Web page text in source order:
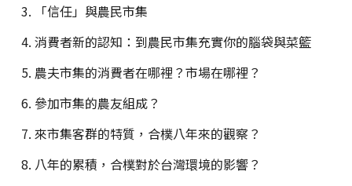
「信任」與農民市集
消費者新的認知：到農民市集充實你的腦袋與菜籃
農夫市集的消費者在哪裡？市場在哪裡？
參加市集的農友組成？
來市集客群的特質，合樸八年來的觀察？
八年的累積，合樸對於台灣環境的影響？